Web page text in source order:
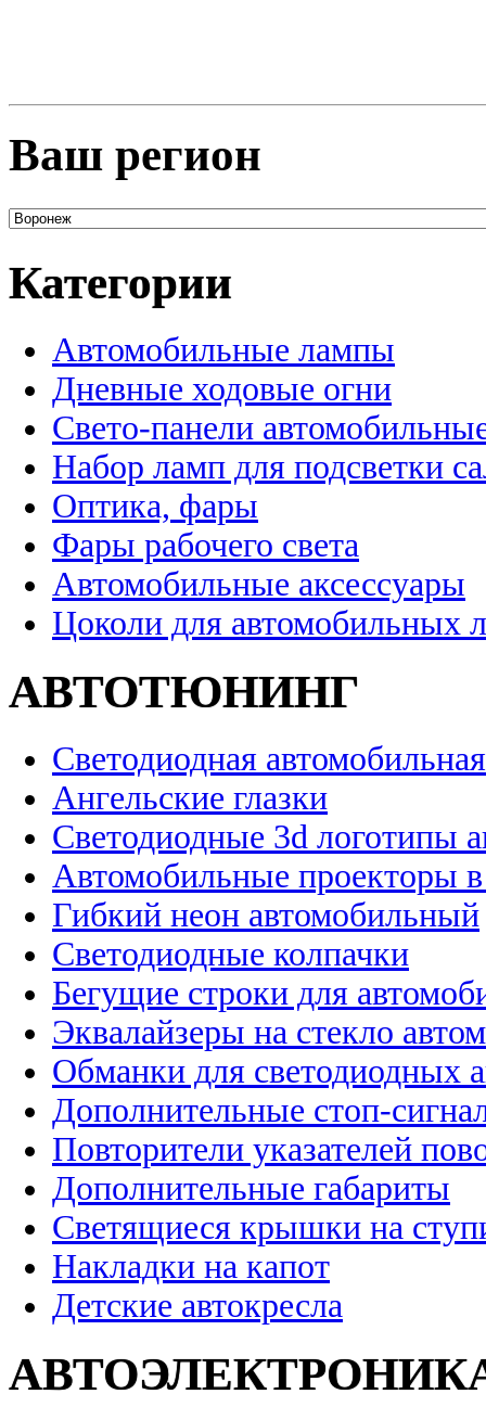
Ваш регион
Категории
Автомобильные лампы
Дневные ходовые огни
Свето-панели
Набор ламп для подсветки
Оптика, фары
Фары рабочего света
Автомобильные аксессуары
Цоколи для автомобильных
АВТОТЮНИНГ
Светодиодная
Ангельские глазки
Светодиодные 3d логотипы
Автомобильные проекторы
Гибкий неон автомобильный
Светодиодные колпачки
Бегущие строки для
Эквалайзеры на стекло
Обманки для светодиодных
Дополнительные стоп-
Повторители указателей
Дополнительные габариты
Светящиеся крышки на
Накладки на капот
Детские автокресла